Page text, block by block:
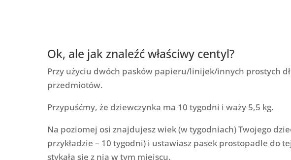
Ok, ale jak znaleźć właściwy centyl?
Przy użyciu dwóch pasków papieru/linijek/innych prostych
przedmiotów.
Przypuśćmy, że dziewczynka ma 10 tygodni i waży 5,5 kg.
Na poziomej osi znajdujesz wiek (w tygodniach) Twojego
przykładzie – 10 tygodni) i ustawiasz pasek prostopadle do
stykała się z nią w tym miejscu.